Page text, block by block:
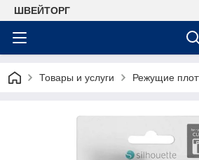
ШВЕЙТОРГ
Товары и услуги Режущие